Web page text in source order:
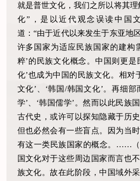
就是普世文化，我们之所以将其
化”，是以近代观念误读中国
道：“由于近代以来发生于东亚地
许多国家为适应民族国家的建构
粹’的民族文化概念。中国则更是
化’也成为中国的民族文化。相对
文化’、‘韩国/韩国文化’。再细
学’、‘韩国儒学’。然而以此民族
古代史，或许可以探知隐藏于历
但也必然会有一些盲点。因为当
有这一类民族国家的概念。……（
国文化对于这些周边国家而言也
族文化。故在此阶段，中国域外